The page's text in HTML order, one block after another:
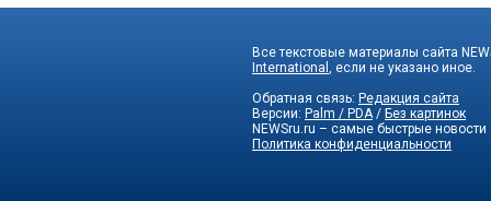
Все текстовые материалы сайта
International , если не указано иное.
Обратная связь: Редакция сайта
Версии: Palm / PDA/ Без картинок
NEWSru.ru – самые быстрые новости
Политика конфиденциальности